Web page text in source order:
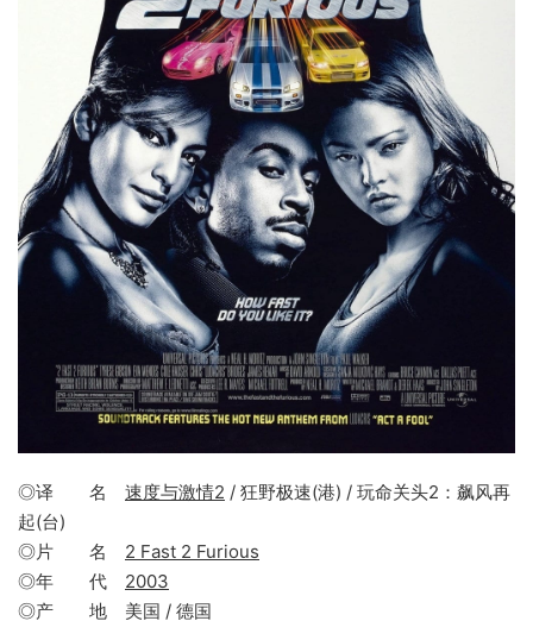
◎译 名 速度与激情2 / 狂野极速(港) / 玩命关头2：飙风再
起(台)
◎片 名 2 Fast 2 Furious
◎年 代 2003
◎产 地 美国 / 德国